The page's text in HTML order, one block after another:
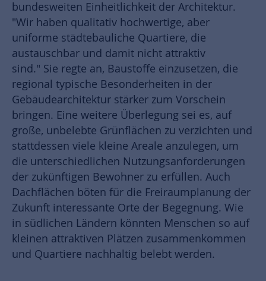
bundesweiten Einheitlichkeit der Architektur.
"Wir haben qualitativ hochwertige, aber
uniforme städtebauliche Quartiere, die
austauschbar und damit nicht attraktiv
sind." Sie regte an, Baustoffe einzusetzen, die
regional typische Besonderheiten in der
Gebäudearchitektur stärker zum Vorschein
bringen. Eine weitere Überlegung sei es, auf
große, unbelebte Grünflächen zu verzichten und
stattdessen viele kleine Areale anzulegen, um
die unterschiedlichen Nutzungsanforderungen
der zukünftigen Bewohner zu erfüllen. Auch
Dachflächen böten für die Freiraumplanung der
Zukunft interessante Orte der Begegnung. Wie
in südlichen Ländern könnten Menschen so auf
kleinen attraktiven Plätzen zusammenkommen
und Quartiere nachhaltig belebt werden.